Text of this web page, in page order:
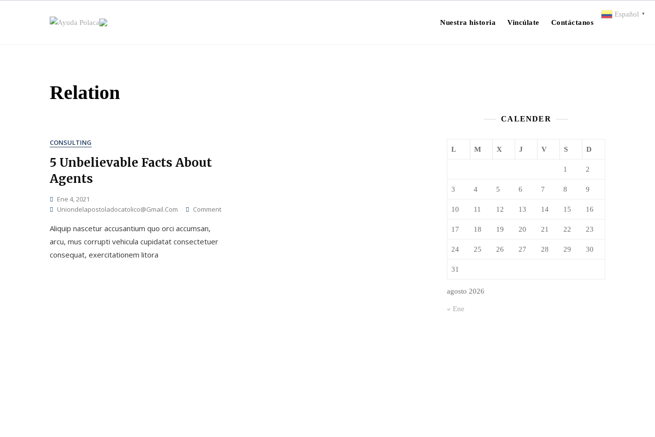
Nuestra historia Vincúlate Contáctanos
Relation
CONSULTING
5 Unbelievable Facts About
Agents
Ene 4, 2021
Uniondelapostoladocatolico@gmail.com
CommentOn
Aliquip nascetur accusantium quo orci accumsan,
arcu, mus corrupti vehicula cupidatat consectetuer
consequat, exercitationem litora
CALENDER
agosto 2026
L M X J V S D
1 2
3 4 5 6 7 8 9
10 11 12 13 14 15 16
17 18 19 20 21 22 23
24 25 26 27 28 29 30
31
« Ene
Español ▼